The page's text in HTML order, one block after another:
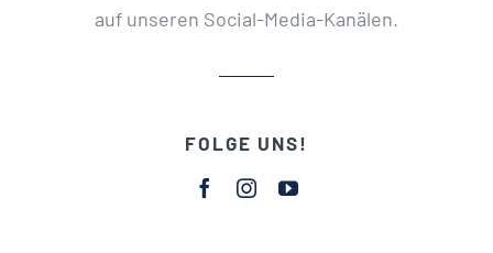
auf unseren Social-Media-Kanälen.
FOLGE UNS!